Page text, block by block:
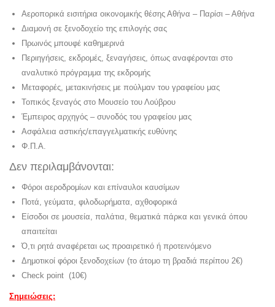
Αεροπορικά εισιτήρια οικονομικής θέσης Αθήνα – Παρίσι – Αθήνα
Διαμονή σε ξενοδοχείο της επιλογής σας
Πρωινός μπουφέ καθημερινά
Περιηγήσεις, εκδρομές, ξεναγήσεις, όπως αναφέρονται στο
αναλυτικό πρόγραμμα της εκδρομής
Μεταφορές, μετακινήσεις με πούλμαν του γραφείου μας
Τοπικός ξεναγός στο Μουσείο του Λούβρου
Έμπειρος αρχηγός – συνοδός του γραφείου μας
Ασφάλεια αστικής/επαγγελματικής ευθύνης
Φ.Π.Α.
Δεν περιλαμβάνονται:
Φόροι αεροδρομίων και επίναυλοι καυσίμων
Ποτά, γεύματα, φιλοδωρήματα, αχθοφορικά
Είσοδοι σε μουσεία, παλάτια, θεματικά πάρκα και γενικά όπου
απαιτείται
Ό,τι ρητά αναφέρεται ως προαιρετικό ή προτεινόμενο
Δημοτικοί φόροι ξενοδοχείων (το άτομο τη βραδιά περίπου 2€)
Check point (10€)
Σημειώσεις: